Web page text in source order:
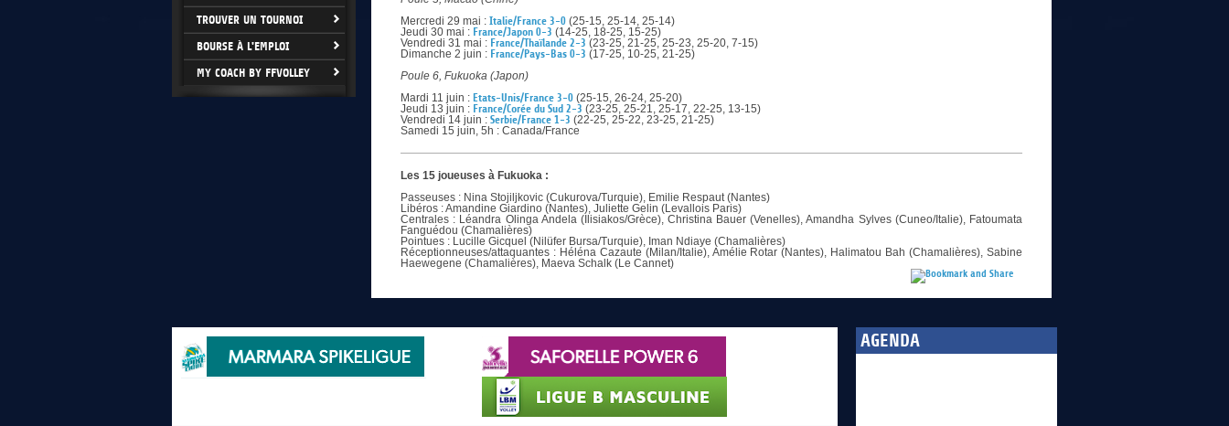
TROUVER UN TOURNOI
BOURSE À L'EMPLOI
MY COACH BY FFVOLLEY
Mercredi 29 mai : Italie/France 3-0 (25-15, 25-14, 25-14)
Jeudi 30 mai : France/Japon 0-3 (14-25, 18-25, 15-25)
Vendredi 31 mai : France/Thaïlande 2-3 (23-25, 21-25, 25-23, 25-20, 7-15)
Dimanche 2 juin : France/Pays-Bas 0-3 (17-25, 10-25, 21-25)
Poule 6, Fukuoka (Japon)
Mardi 11 juin : Etats-Unis/France 3-0 (25-15, 26-24, 25-20)
Jeudi 13 juin : France/Corée du Sud 2-3 (23-25, 25-21, 25-17, 22-25, 13-15)
Vendredi 14 juin : Serbie/France 1-3 (22-25, 25-22, 23-25, 21-25)
Samedi 15 juin, 5h : Canada/France
Les 15 joueuses à Fukuoka :
Passeuses : Nina Stojiljkovic (Cukurova/Turquie), Emilie Respaut (Nantes)
Libéros : Amandine Giardino (Nantes), Juliette Gelin (Levallois Paris)
Centrales : Léandra Olinga Andela (Ilisiakos/Grèce), Christina Bauer (Venelles), Amandha Sylves (Cuneo/Italie), Fatoumata
Fanguédou (Chamalières)
Pointues : Lucille Gicquel (Nilüfer Bursa/Turquie), Iman Ndiaye (Chamalières)
Réceptionneuses/attaquantes : Héléna Cazaute (Milan/Italie), Amélie Rotar (Nantes), Halimatou Bah (Chamalières), Sabine
Haewegene (Chamalières), Maeva Schalk (Le Cannet)
AGENDA